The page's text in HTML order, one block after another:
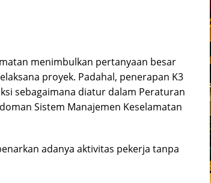
menimbulkan pertanyaan besar
proyek. Padahal, penerapan K3
sebagaimana diatur dalam Peraturan
Sistem Manajemen Keselamatan
adanya aktivitas pekerja tanpa